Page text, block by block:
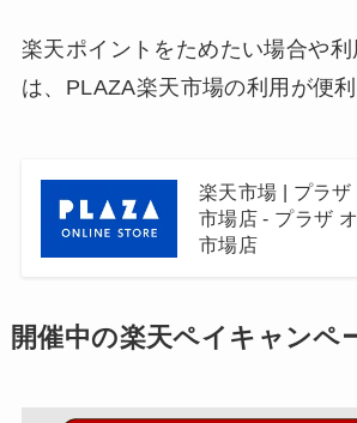
楽天ポイントをためたい場合や
は、PLAZA楽天市場の利用が便利
楽天市場 | プラ
市場店 - プラザ
市場店
開催中の楽天ペイキャンペ